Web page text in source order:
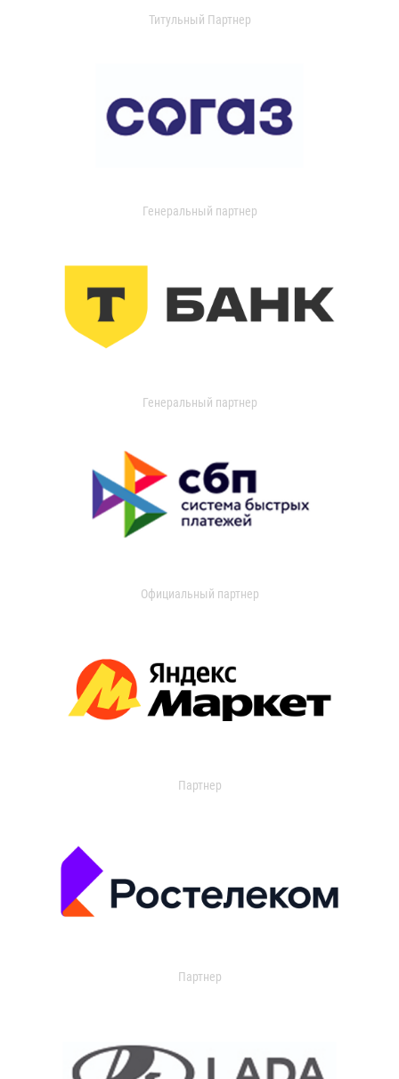
Титульный Партнер
Генеральный партнер
Генеральный партнер
Официальный партнер
Партнер
Партнер